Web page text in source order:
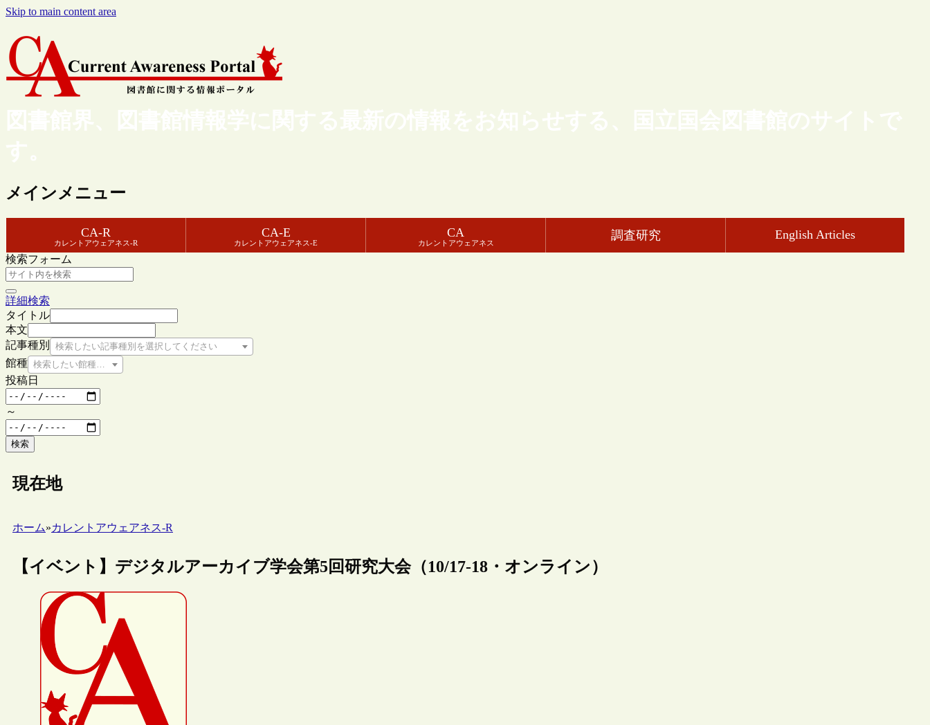
Skip to main content area
図書館界、図書館情報学に関する最新の情報をお知らせする、国立国会図書館のサイトで
す。
メインメニュー
CA-R
カレントアウェアネス-R
CA-E
カレントアウェアネス-E
CA
カレントアウェアネス
調査研究 English Articles
検索フォーム
詳細検索
タイトル
本文
記事種別
検索したい記事種別を選択してください
館種 検索したい館種を選択してください
投稿日
～
検索
現在地
ホーム»カレントアウェアネス-R
【イベント】デジタルアーカイブ学会第5回研究大会（10/17-18・オンライン）